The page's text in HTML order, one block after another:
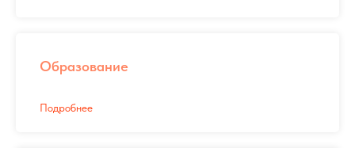
Образование
Подробнее